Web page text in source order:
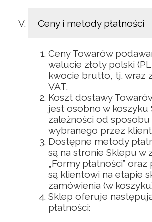
Ceny i metody płatności
Ceny Towarów
walucie złoty polski
kwocie brutto, tj. wraz
VAT.
Koszt dostawy
jest osobno w koszyku
zależności od
wybranego przez
Dostępne metody
są na stronie Sklepu w
„Formy płatności”
są klientowi na etapie
zamówienia (w
Sklep oferuje
płatności: